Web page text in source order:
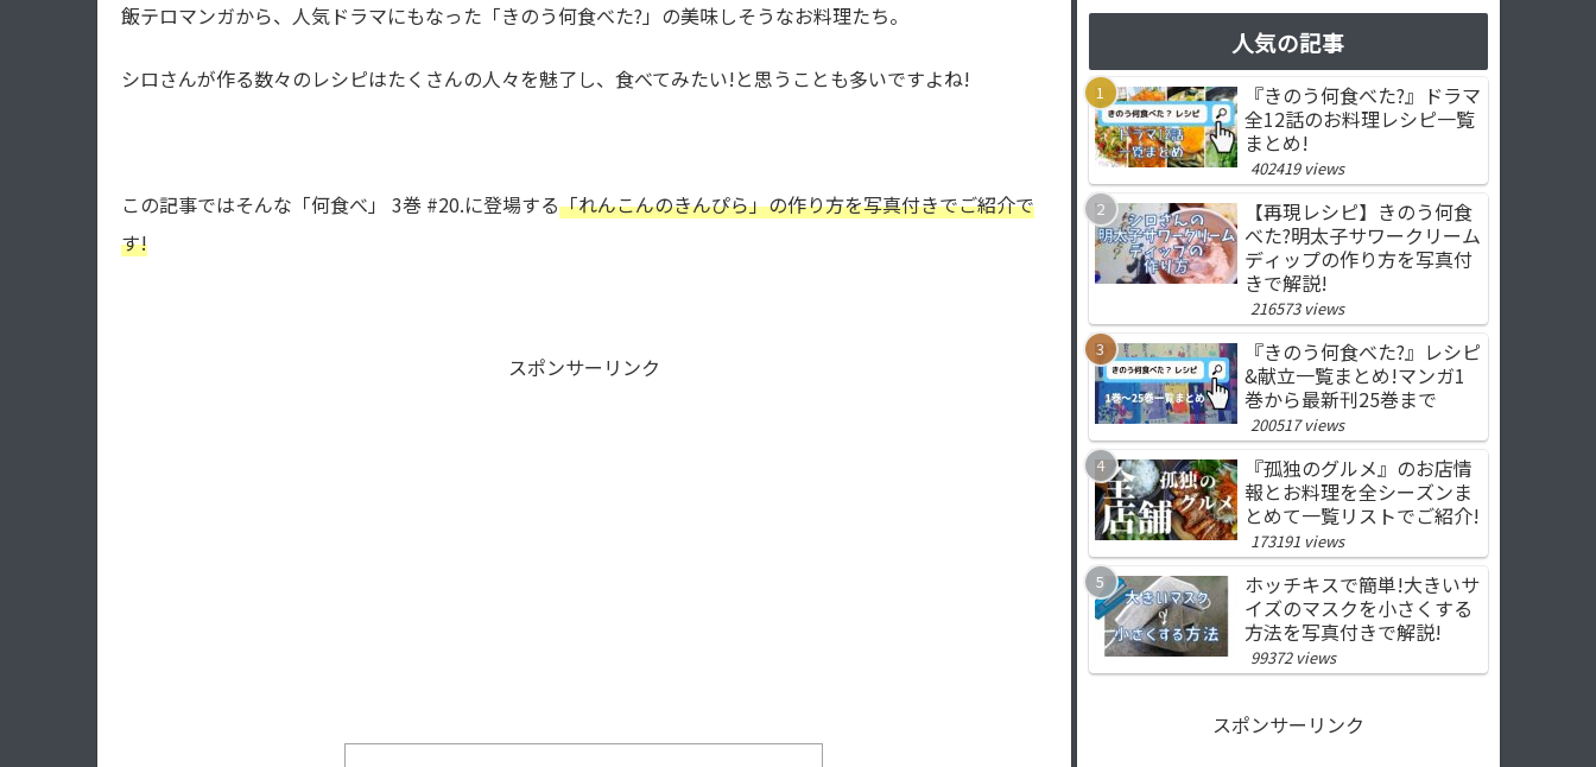
飯テロマンガから、人気ドラマにもなった「きのう何食べた?」の美味しそうなお料理たち。
シロさんが作る数々のレシピはたくさんの人々を魅了し、食べてみたい!と思うことも多いですよね!
この記事ではそんな「何食べ」 3巻 #20.に登場する「れんこんのきんぴら」の作り方を写真付きでご紹介で
す!
スポンサーリンク
人気の記事
『きのう何食べた?』ドラマ
全12話のお料理レシピ一覧
まとめ!
402419 views
【再現レシピ】きのう何食
べた?明太子サワークリーム
ディップの作り方を写真付
きで解説!
216573 views
『きのう何食べた?』レシピ
&献立一覧まとめ!マンガ1
巻から最新刊25巻まで
200517 views
『孤独のグルメ』のお店情
報とお料理を全シーズンま
とめて一覧リストでご紹介!
173191 views
ホッチキスで簡単!大きいサ
イズのマスクを小さくする
方法を写真付きで解説!
99372 views
スポンサーリンク